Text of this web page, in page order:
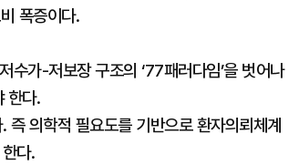
폭증이다.
가-저보장 구조의 ‘77패러다임’을 벗어나
한다.
의학적 필요도를 기반으로 환자의뢰체계
다.